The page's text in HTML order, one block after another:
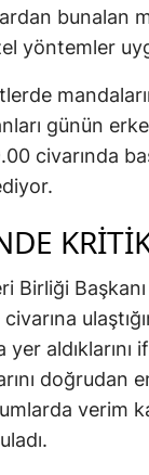
bunalan
yöntemler
günün
civarında
Birliği
doğrudan
verim